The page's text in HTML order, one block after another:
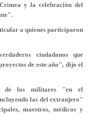
y la celebración del
a quienes participaron
ciudadanos que
de este año", dijo el
de los militares "en el
las del extranjero"
maestros, médicos y